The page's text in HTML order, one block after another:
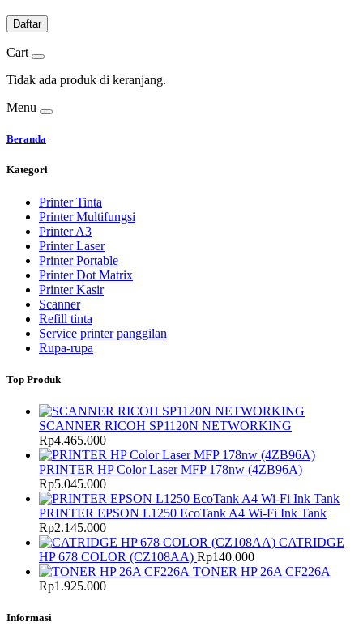
Daftar
Cart
Tidak ada produk di keranjang.
Menu
Beranda
Kategori
Printer Tinta
Printer Multifungsi
Printer A3
Printer Laser
Printer Portable
Printer Dot Matrix
Printer Kasir
Scanner
Refill tinta
Service printer panggilan
Rupa-rupa
Top Produk
SCANNER RICOH SP1120N NETWORKING
Rp4.465.000
PRINTER HP Color Laser MFP 178nw (4ZB96A)
Rp5.045.000
PRINTER EPSON L1250 EcoTank A4 Wi-Fi Ink Tank
Rp2.145.000
CATRIDGE
HP 678 COLOR (CZ108AA) Rp140.000
TONER HP 26A CF226A
Rp1.925.000
Informasi